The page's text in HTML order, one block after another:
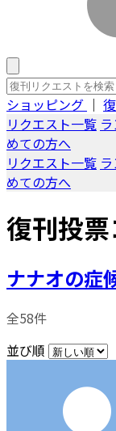
ショッピング ｜
リクエスト一覧
めての方へ
リクエスト一覧
めての方へ
復刊投
ナナオの症
全58件
並び順